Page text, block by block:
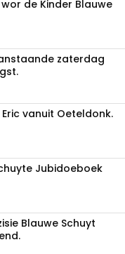
de Kinder Blauwe
zaterdag
vanuit Oeteldonk.
Jubidoeboek
Blauwe Schuyt